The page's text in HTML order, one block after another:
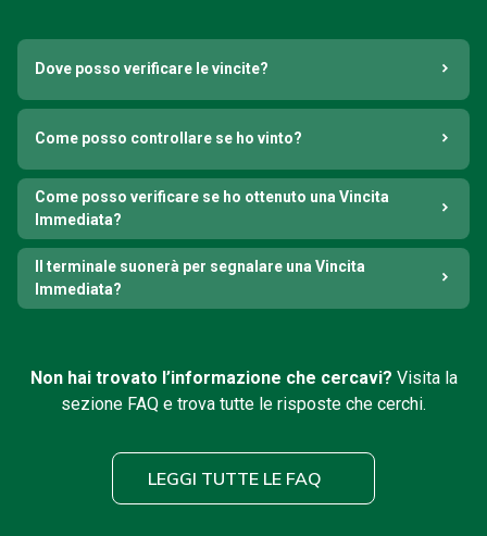
Dove posso verificare le vincite?
Come posso controllare se ho vinto?
Come posso verificare se ho ottenuto una Vincita
Immediata?
Il terminale suonerà per segnalare una Vincita
Immediata?
Non hai trovato l’informazione che cercavi? Visita la
sezione FAQ e trova tutte le risposte che cerchi.
LEGGI TUTTE LE FAQ